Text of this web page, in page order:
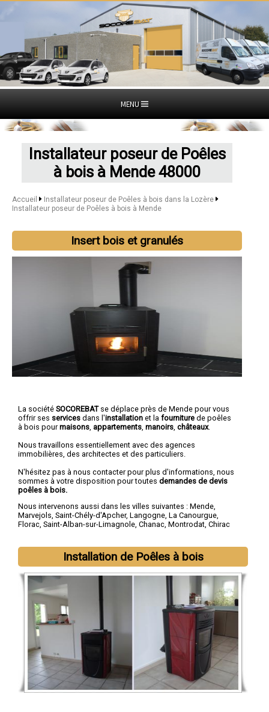
MENU
Installateur poseur de Poêles
à bois à Mende 48000
Accueil
Installateur poseur de Poêles à bois dans la Lozère
Installateur poseur de Poêles à bois à Mende
Insert bois et granulés
La société SOCOREBATse déplace près de Mende pour vous
offrir ses services dans l'installation et la fourniture de poêles
à bois pourmaisons appartements manoirs châteaux.
Nous travaillons essentiellement avec des agences
immobilières, des architectes et des particuliers.
N'hésitez pas à nous contacter pour plus d'informations, nous
sommes à votre disposition pour toutes demandes de devis
poêles à bois.
Nous intervenons aussi dans les villes suivantes : Mende,
Marvejols, Saint-Chély-d'Apcher, Langogne, La Canourgue,
Florac, Saint-Alban-sur-Limagnole, Chanac, Montrodat, Chirac
Installation de Poêles à bois